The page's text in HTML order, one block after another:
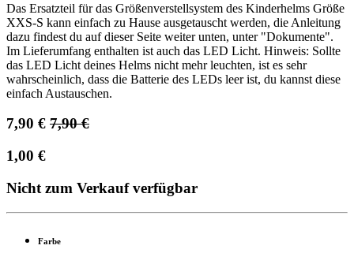
Das Ersatzteil für das Größenverstellsystem des Kinderhelms Größe
XXS-S kann einfach zu Hause ausgetauscht werden, die Anleitung
dazu findest du auf dieser Seite weiter unten, unter "Dokumente".
Im Lieferumfang enthalten ist auch das LED Licht. Hinweis: Sollte
das LED Licht deines Helms nicht mehr leuchten, ist es sehr
wahrscheinlich, dass die Batterie des LEDs leer ist, du kannst diese
einfach Austauschen.
7,90 € 7,90€
1,00 €
Nicht zum Verkauf verfügbar
Farbe